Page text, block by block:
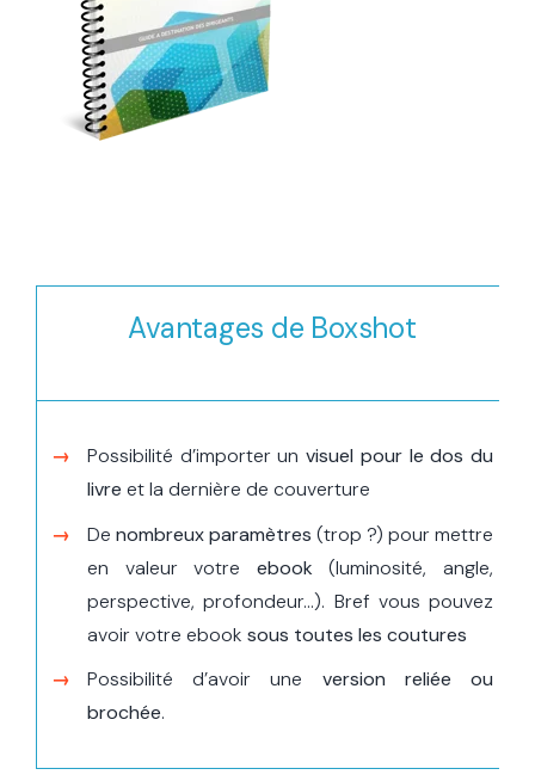
Avantages de Boxshot
Possibilité d’importer un visuel pour le dos du
livre et la dernière de couverture
De nombreux paramètres (trop ?) pour mettre
en valeur votre ebook (luminosité, angle,
perspective, profondeur…). Bref vous pouvez
avoir votre ebook sous toutes les coutures
Possibilité d’avoir une version reliée ou
brochée.